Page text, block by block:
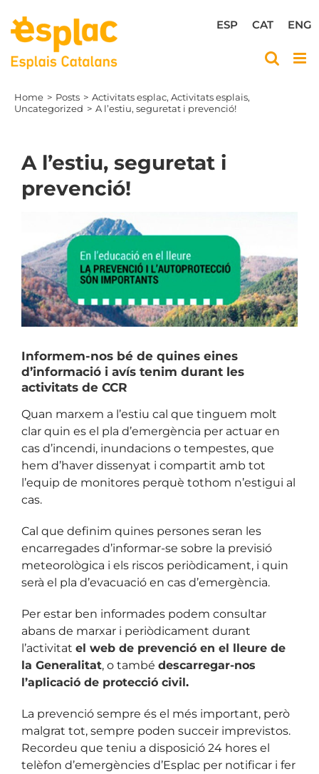
content
ENG
CAT
ESP
Home Posts Activitats esplac Activitats esplais
Uncategorized
A l’estiu, seguretat i prevenció!
A l’estiu, seguretat i
prevenció!
Image
Informem-nos bé de quines eines
d’informació i avís tenim durant les
activitats de CCR
Quan marxem a l’estiu cal que tinguem molt
clar quin es el pla d’emergència per actuar en
cas d’incendi, inundacions o tempestes, que
hem d’haver dissenyat i compartit amb tot
l’equip de monitores perquè tothom n’estigui al
cas.
Cal que definim quines persones seran les
encarregades d’informar-se sobre la previsió
meteorològica i els riscos periòdicament, i quin
serà el pla d’evacuació en cas d’emergència.
Per estar ben informades podem consultar
abans de marxar i periòdicament durant
l’activitat el web de prevenció en el lleure de
la Generalitat, o també descarregar-nos
l’aplicació de protecció civil.
La prevenció sempre és el més important, però
malgrat tot, sempre poden succeir imprevistos.
Recordeu que teniu a disposició 24 hores el
telèfon d’emergències d’Esplac per notificar i fer